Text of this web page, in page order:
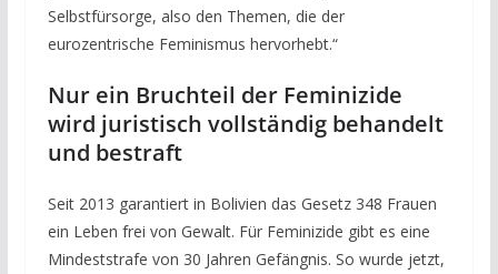
Selbstfürsorge, also den Themen, die der
eurozentrische Feminismus hervorhebt.“
Nur ein Bruchteil der Feminizide
wird juristisch vollständig behandelt
und bestraft
Seit 2013 garantiert in Bolivien das Gesetz 348 Frauen
ein Leben frei von Gewalt. Für Feminizide gibt es eine
Mindeststrafe von 30 Jahren Gefängnis. So wurde jetzt,